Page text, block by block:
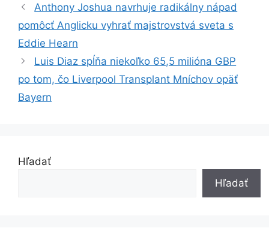
Anthony Joshua navrhuje radikálny nápad
pomôcť Anglicku vyhrať majstrovstvá sveta s
Eddie Hearn
Luis Diaz spĺňa niekoľko 65,5 milióna GBP
po tom, čo Liverpool Transplant Mníchov opäť
Bayern
Hľadať
Hľadať